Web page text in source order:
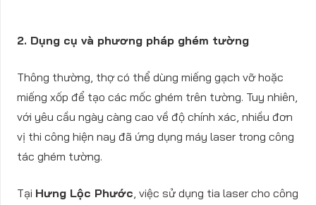
2. Dụng cụ và phương pháp ghém tường
Thông thường, thợ có thể dùng miếng gạch vỡ hoặc
miếng xốp để tạo các mốc ghém trên tường. Tuy nhiên,
với yêu cầu ngày càng cao về độ chính xác, nhiều đơn
vị thi công hiện nay đã ứng dụng máy laser trong công
tác ghém tường.
Tại Hưng Lộc Phước, việc sử dụng tia laser cho công